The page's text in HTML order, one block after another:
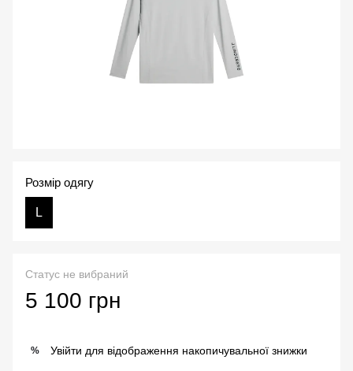
Розмір одягу
L
Статус не вибраний
5 100 грн
% Увійти для відображення накопичувальної знижки